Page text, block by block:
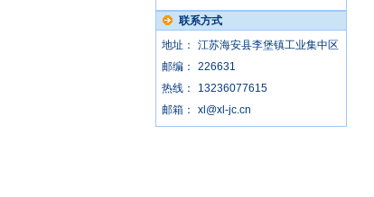
联系方式
地址：
江苏海安县李堡镇工业集中区
邮编：
226631
热线：
13236077615
邮箱：
xl@xl-jc.cn